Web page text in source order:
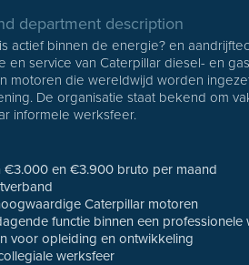
department description
actief binnen de energie? en
en service van Caterpillar diesel- en
motoren die wereldwijd worden
De organisatie staat bekend om
informele werksfeer.
€3.000 en €3.900 bruto per maand
Caterpillar motoren
functie binnen een professionele
voor opleiding en ontwikkeling
werksfeer